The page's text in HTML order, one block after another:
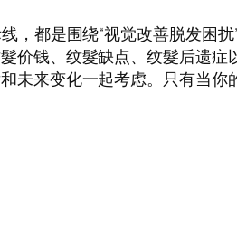
，都是围绕“视觉改善脱发困
价钱、纹髮缺点、纹髮后遗
未来变化一起考虑。只有当